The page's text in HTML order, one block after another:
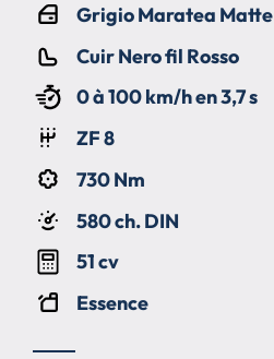
Grigio Maratea Matte
Cuir Nero fil Rosso
0 à 100 km/h en 3,7 s
ZF 8
730 Nm
580 ch. DIN
51 cv
Essence